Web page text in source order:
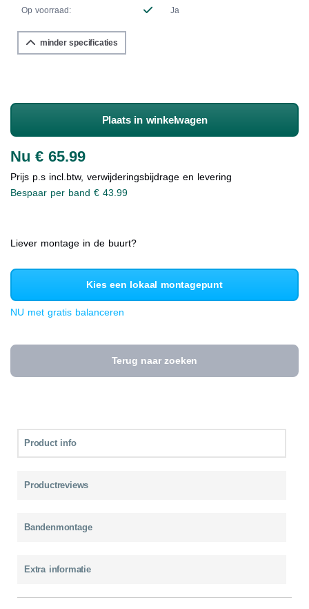
Op voorraad:
Ja
minder specificaties
Plaats in winkelwagen
Nu € 65.99
Prijs p.s incl.btw, verwijderingsbijdrage en levering
Bespaar per band € 43.99
Liever montage in de buurt?
Kies een lokaal montagepunt
NU met gratis balanceren
Terug naar zoeken
Product info
Productreviews
Bandenmontage
Extra informatie